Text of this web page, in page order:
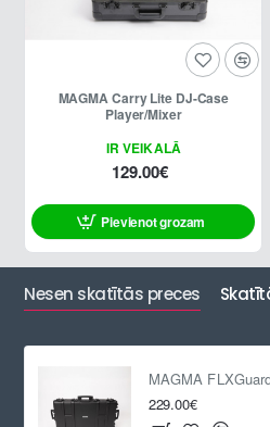
IR VEIKALĀ
MAGMA Carry Lite DJ-Case
Player/Mixer
129.00€
Pievienot grozam
Nesen skatītās preces
229.00€